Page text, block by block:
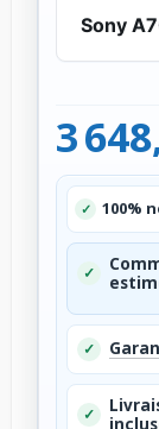
Sony
3
✓ 100%
✓
✓
✓